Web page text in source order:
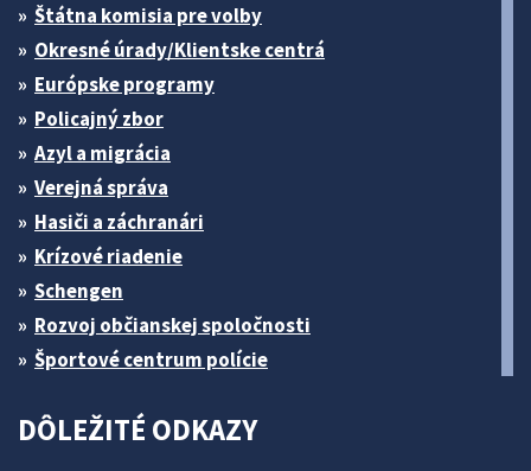
Štátna komisia pre volby
Okresné úrady/Klientske centrá
Európske programy
Policajný zbor
Azyl a migrácia
Verejná správa
Hasiči a záchranári
Krízové riadenie
Schengen
Rozvoj občianskej spoločnosti
Športové centrum polície
DÔLEŽITÉ ODKAZY